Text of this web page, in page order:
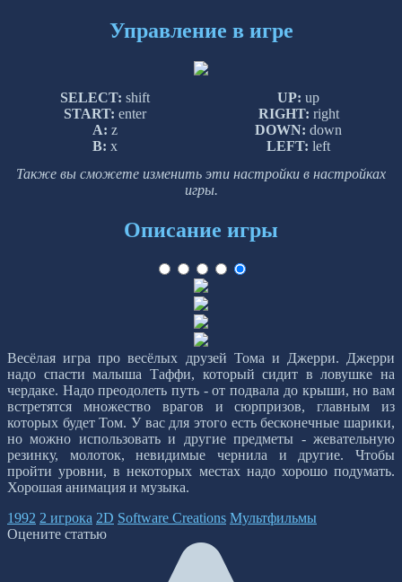
Управление в игре
SELECT: shift
START: enter
A: z
B: x
UP: up
RIGHT: right
DOWN: down
LEFT: left
Также вы сможете изменить эти настройки в настройках
игры.
Описание игры
Весёлая игра про весёлых друзей Тома и Джерри. Джерри
надо спасти малыша Таффи, который сидит в ловушке на
чердаке. Надо преодолеть путь - от подвала до крыши, но вам
встретятся множество врагов и сюрпризов, главным из
которых будет Том. У вас для этого есть бесконечные шарики,
но можно использовать и другие предметы - жевательную
резинку, молоток, невидимые чернила и другие. Чтобы
пройти уровни, в некоторых местах надо хорошо подумать.
Хорошая анимация и музыка.
1992 2 игрока 2D Software Creations Мультфильмы
Оцените статью